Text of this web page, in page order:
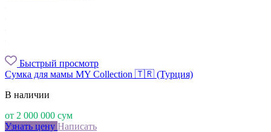
Быстрый просмотр
Сумка для мамы MY Collection 🇹🇷 (Турция)
В наличии
от 2 000 000 сум
Узнать цену Написать